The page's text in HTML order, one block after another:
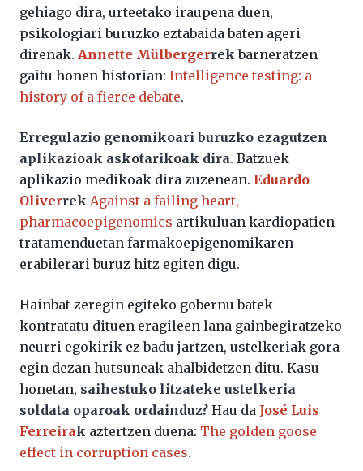
gehiago dira, urteetako iraupena duen,
psikologiari buruzko eztabaida baten ageri
direnak. Annette Mülbergerrek barneratzen
gaitu honen historian: Intelligence testing: a
history of a fierce debate.
Erregulazio genomikoari buruzko ezagutzen
aplikazioak askotarikoak dira. Batzuek
aplikazio medikoak dira zuzenean. Eduardo
Oliverrek Against a failing heart,
pharmacoepigenomics artikuluan kardiopatien
tratamenduetan farmakoepigenomikaren
erabilerari buruz hitz egiten digu.
Hainbat zeregin egiteko gobernu batek
kontratatu dituen eragileen lana gainbegiratzeko
neurri egokirik ez badu jartzen, ustelkeriak gora
egin dezan hutsuneak ahalbidetzen ditu. Kasu
honetan, saihestuko litzateke ustelkeria
soldata oparoak ordainduz? Hau da José Luis
Ferreirak aztertzen duena: The golden goose
effect in corruption cases.